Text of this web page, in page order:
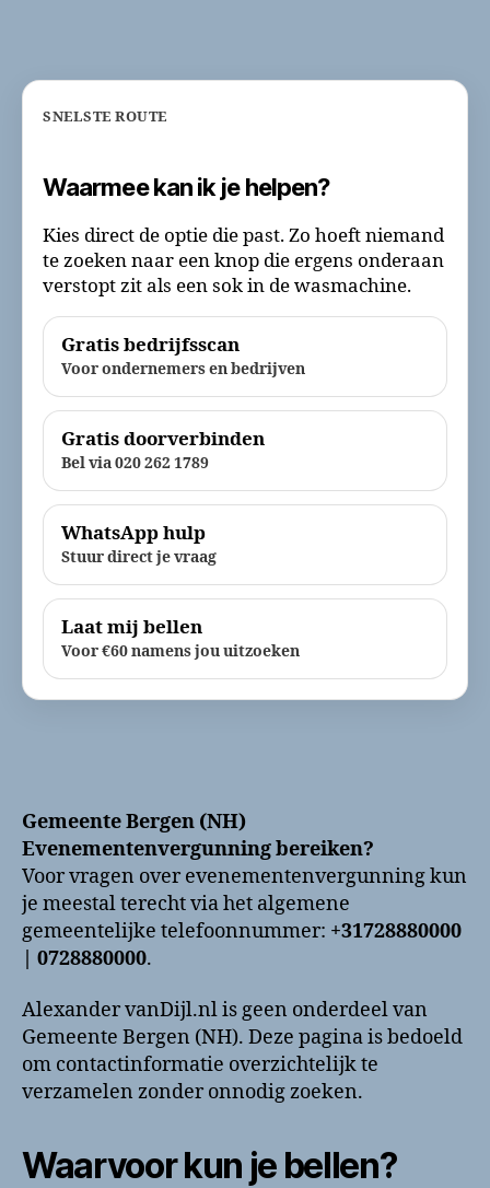
SNELSTE ROUTE
Waarmee kan ik je helpen?
Kies direct de optie die past. Zo hoeft niemand
te zoeken naar een knop die ergens onderaan
verstopt zit als een sok in de wasmachine.
Gratis bedrijfsscan
Voor ondernemers en bedrijven
Gratis doorverbinden
Bel via 020 262 1789
WhatsApp hulp
Stuur direct je vraag
Laat mij bellen
Voor €60 namens jou uitzoeken
Gemeente Bergen (NH)
Evenementenvergunning bereiken?
Voor vragen over evenementenvergunning kun
je meestal terecht via het algemene
gemeentelijke telefoonnummer: +31728880000
| 0728880000.
Alexander vanDijl.nl is geen onderdeel van
Gemeente Bergen (NH). Deze pagina is bedoeld
om contactinformatie overzichtelijk te
verzamelen zonder onnodig zoeken.
Waarvoor kun je bellen?